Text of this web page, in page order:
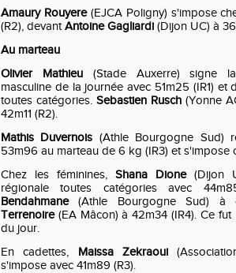
Amaury Rouyere(EJCA Poligny) s'impose
(R2), devantAntoine Gagliardi (Dijon UC) à
Au marteau
Olivier Mathieu(Stade Auxerre) signe la
masculine de la journée avec 51m25 (IR1) et
toutes catégories. Sebastien Rusch (Yonne
42m11 (R2).
Mathis Duvernois (Athle Bourgogne Sud)
53m96 au marteau de 6 kg (IR3) et s'impose
Chez les féminines, Shana Dione(Dijon
régionale toutes catégories avec
Bendahmane(Athle Bourgogne Sud) à
Terrenoire(EA Mâcon) à 42m34 (IR4). Ce
du jour.
En cadettes, Maissa Zekraoui
s'impose avec 41m89 (R3).